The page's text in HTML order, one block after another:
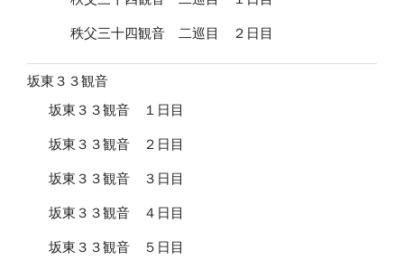
秩父三十四観音 二巡目 ２日目
坂東３３観音
坂東３３観音 １日目
坂東３３観音 ２日目
坂東３３観音 ３日目
坂東３３観音 ４日目
坂東３３観音 ５日目